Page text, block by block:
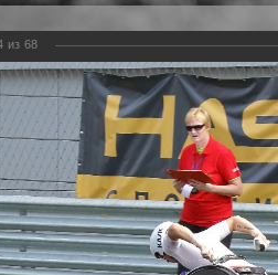
Версия для
Новости
Sport Wheelchair Half
из 68